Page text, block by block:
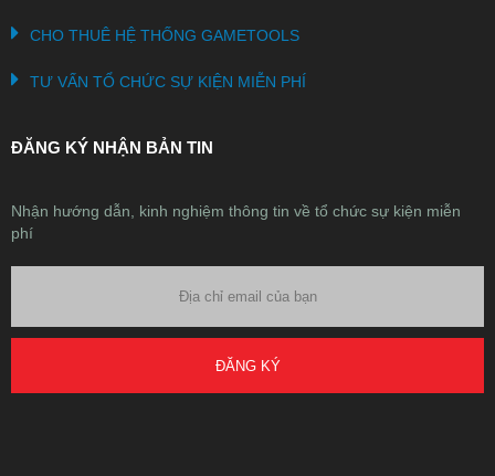
CHO THUÊ HỆ THỐNG GAMETOOLS
TƯ VẤN TỔ CHỨC SỰ KIỆN MIỄN PHÍ
ĐĂNG KÝ NHẬN BẢN TIN
Nhận hướng dẫn, kinh nghiệm thông tin về tổ chức sự kiện miễn
phí
ĐĂNG KÝ